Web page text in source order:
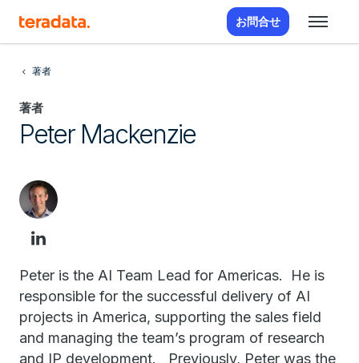
お問合せ
著者
著者
Peter Mackenzie
Peter is the AI Team Lead for Americas. He is
responsible for the successful delivery of AI
projects in America, supporting the sales field
and managing the team’s program of research
and IP development. Previously, Peter was the